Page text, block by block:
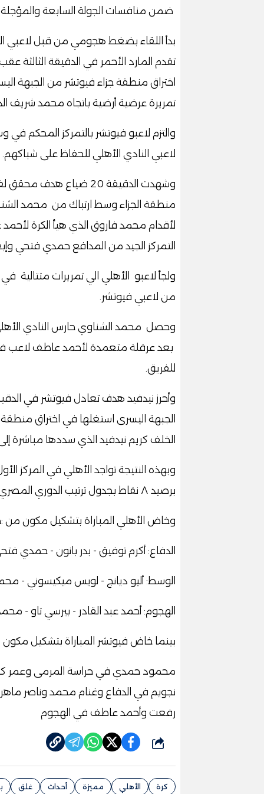
ضمن منافسات الجولة السابعة
بدأ اللقاء بضغط هجومي من قبل لاعبي
تقدم المارد الأحمر في الدقيقة
اختراق منطقة جزاء فيوتشر من الجبهة
تمريرة عرضية أرضية باتجاه محمد شريف
والتزم لاعبو فيوتشر بالتمركز المحكم
لاعبي النادي الأهلي للحفاظ على شباكهم
وشهدت الدقيقة 20 ضياع
منطقة الجزاء وسط ارتباك من محمد
لأقدام محمد فاروق الذي هيأ الكرة
التمركز الجيد من المدافع حمدي فتحي
ولجأ لاعبو الأهلي الي تمريرات
من لاعبي فيوتشر
بعد عرقلة متعمدة لأحمد عاطف لاعب
للفريق
الجبهة اليسرى استغلها في اختراق
الخلف كريم نيدفيد الذي سددها مباشرة
برصيد ٨ نقاط بجدول ترتيب الدوري المصري
وخاض الأهلي المباراة بتشكيل مكون من :
الدفاع: أكرم توفيق - بدر بانون - حمدي
الوسط: أليو ديانج - لويس ميكيسوني -
الهجوم: أحمد عبد القادر - بيرسي تاو -
بينما خاض فيوتشر المباراة بتشكيل
محمود حمدي في حراسة المرمى وعمر
نجويم في الدفاع وغنام محمد وناصر
رفعت وأحمد عاطف في الهجوم
شارك
كرة الأهلي مميزة أحداث غلق